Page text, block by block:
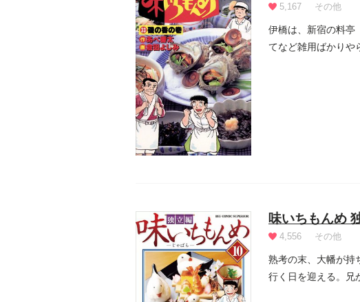
5,167 その他
伊橋は、新宿の料亭
てなど雑用ばかりや
味いちもんめ
4,556 その他
熟考の末、大幡が持
行く日を迎える。兄